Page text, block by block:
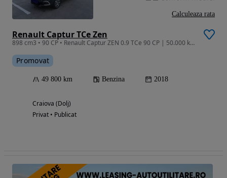
Renault Captur TCe Zen
898 cm3 • 90 CP • Renault Captur ZEN 0.9 TCe 90 CP | 50.000 km | Keyless | Cameră | Nav
Promovat
49 800 km Benzina 2018
Craiova (Dolj)
Privat • Publicat
Calculeaza rata